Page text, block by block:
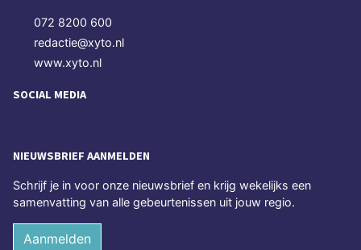
072 8200 600
redactie@xyto.nl
www.xyto.nl
SOCIAL MEDIA
NIEUWSBRIEF AANMELDEN
Schrijf je in voor onze nieuwsbrief en krijg wekelijks een
samenvatting van alle gebeurtenissen uit jouw regio.
Aanmelden